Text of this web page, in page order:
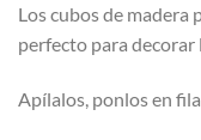
base a
valoraciones
de clientes
Los cubos de madera
perfecto para decorar
Apílalos, ponlos en